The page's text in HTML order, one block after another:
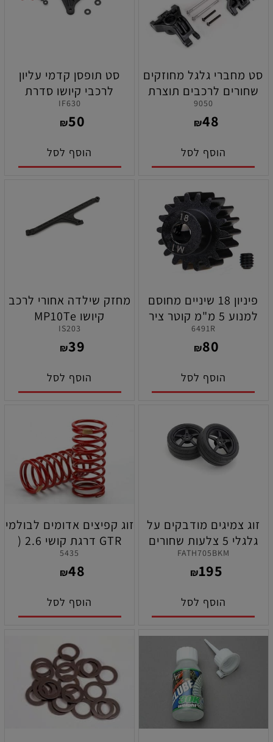
סט מחברי גלגל מחוזקים
שחורים לרכבים תוצרת
טרקסס
9050
₪48
הוסף לסל
סט תופסן קדמי עליון
לרכבי קיושו סדרת
MP10/MP10e/MP10Te
IF630
₪50
הוסף לסל
פיניון 18 שיניים מחוסם
למנוע 5 מ"מ קוטר ציר
תוצרת טרקסס
6491R
₪80
הוסף לסל
מחזק שילדה אחורי לרכב
קיושו MP10Te
IS203
₪39
הוסף לסל
זוג צמיגים מודבקים על
גלגלי 5 צלעות שחורים
תרכובת בינונית תוצרת
קיושו
FATH705BKM
₪195
הוסף לסל
זוג קפיצים אדומים לבולמי
GTR דרגת קושי 2.6 (
צהוב ) לרכבי סאמיט
5435
₪48
הוסף לסל